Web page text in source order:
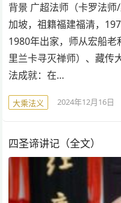
背景 广超法师（卡罗法
加坡，祖籍福建福清，
1980年出家，师从宏船
里兰卡寻灭禅师）、藏传
法成就：在…
大乘法义 2024年12月16日
四圣谛讲记（全文）